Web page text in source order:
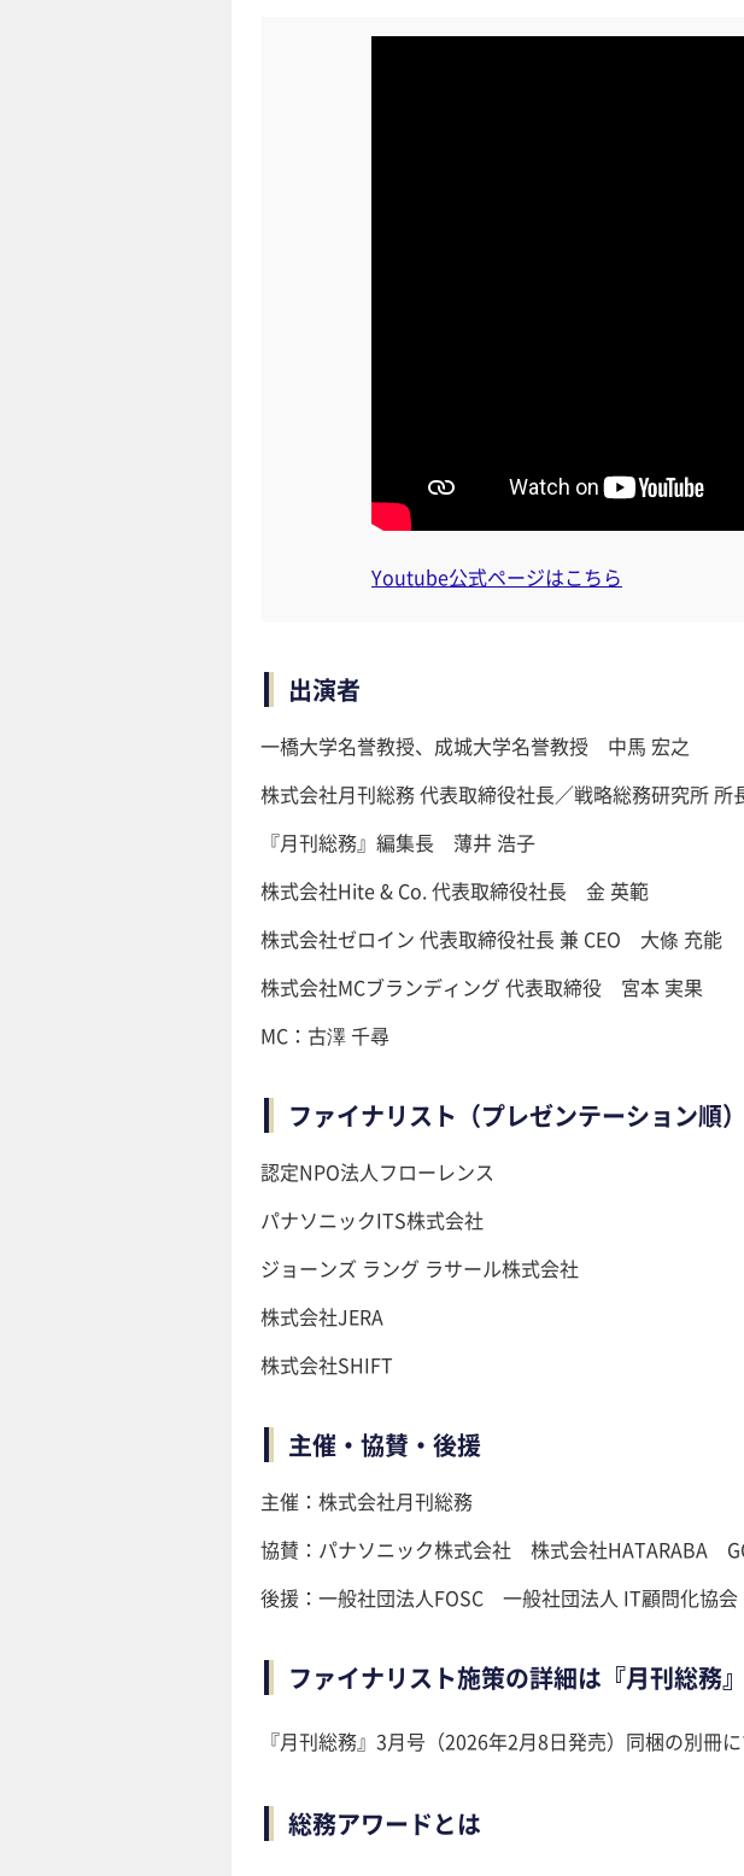
Youtube公式ページはこちら
出演者
一橋大学名誉教授、成城大学名誉教授 中馬 宏之
株式会社月刊総務 代表取締役社長／戦略総務研究所
『月刊総務』編集長 薄井 浩子
株式会社Hite & Co. 代表取締役社長 金 英範
株式会社ゼロイン 代表取締役社長 兼 CEO 大條 充能
株式会社MCブランディング 代表取締役 宮本 実果
MC：古澤 千尋
ファイナリスト（プレゼンテーション順）
認定NPO法人フローレンス
パナソニックITS株式会社
ジョーンズ ラング ラサール株式会社
株式会社JERA
株式会社SHIFT
主催・協賛・後援
主催：株式会社月刊総務
協賛：パナソニック株式会社 株式会社HATARABA
後援：一般社団法人FOSC 一般社団法人 IT顧問化協
ファイナリスト施策の詳細は『月刊総務
『月刊総務』3月号（2026年2月8日発売）同梱の別冊
総務アワードとは